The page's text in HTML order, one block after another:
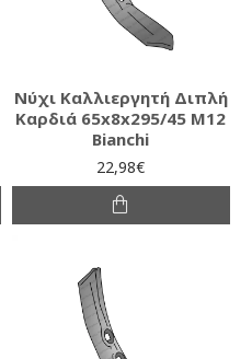
Νύχι Καλλιεργητή Διπλή
Καρδιά 65x8x295/45 M12
Bianchi
22,98€